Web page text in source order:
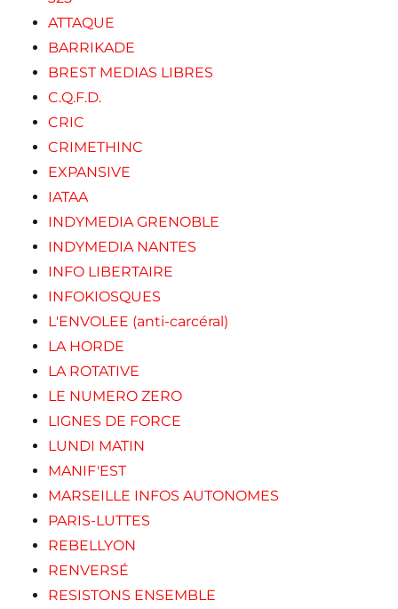
ATTAQUE
BARRIKADE
BREST MEDIAS LIBRES
C.Q.F.D.
CRIC
CRIMETHINC
EXPANSIVE
IATAA
INDYMEDIA GRENOBLE
INDYMEDIA NANTES
INFO LIBERTAIRE
INFOKIOSQUES
L'ENVOLEE (anti-carcéral)
LA HORDE
LA ROTATIVE
LE NUMERO ZERO
LIGNES DE FORCE
LUNDI MATIN
MANIF'EST
MARSEILLE INFOS AUTONOMES
PARIS-LUTTES
REBELLYON
RENVERSÉ
RESISTONS ENSEMBLE